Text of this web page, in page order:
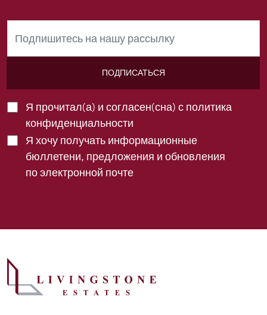
ПОДПИСАТЬСЯ
Я прочитал(а) и согласен(сна) с политика
конфиденциальности
Я хочу получать информационные
бюллетени, предложения и обновления
по электронной почте